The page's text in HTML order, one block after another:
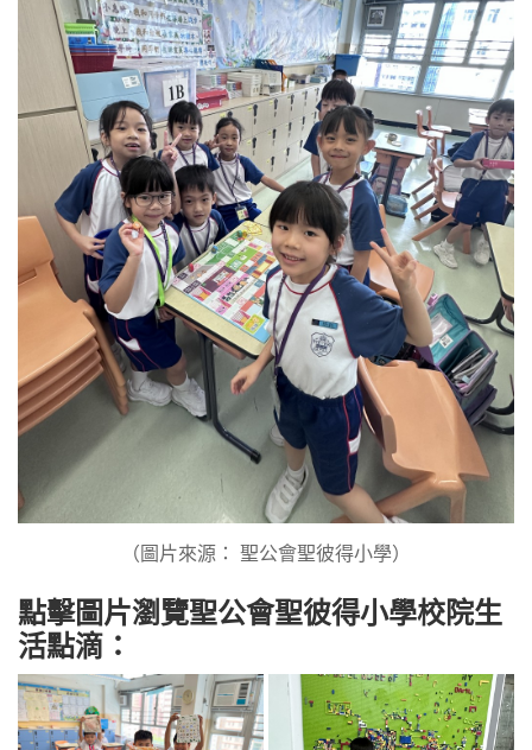
（圖片來源： 聖公會聖彼得小學）
點擊圖片瀏覽聖公會聖彼得小學校院生
活點滴：